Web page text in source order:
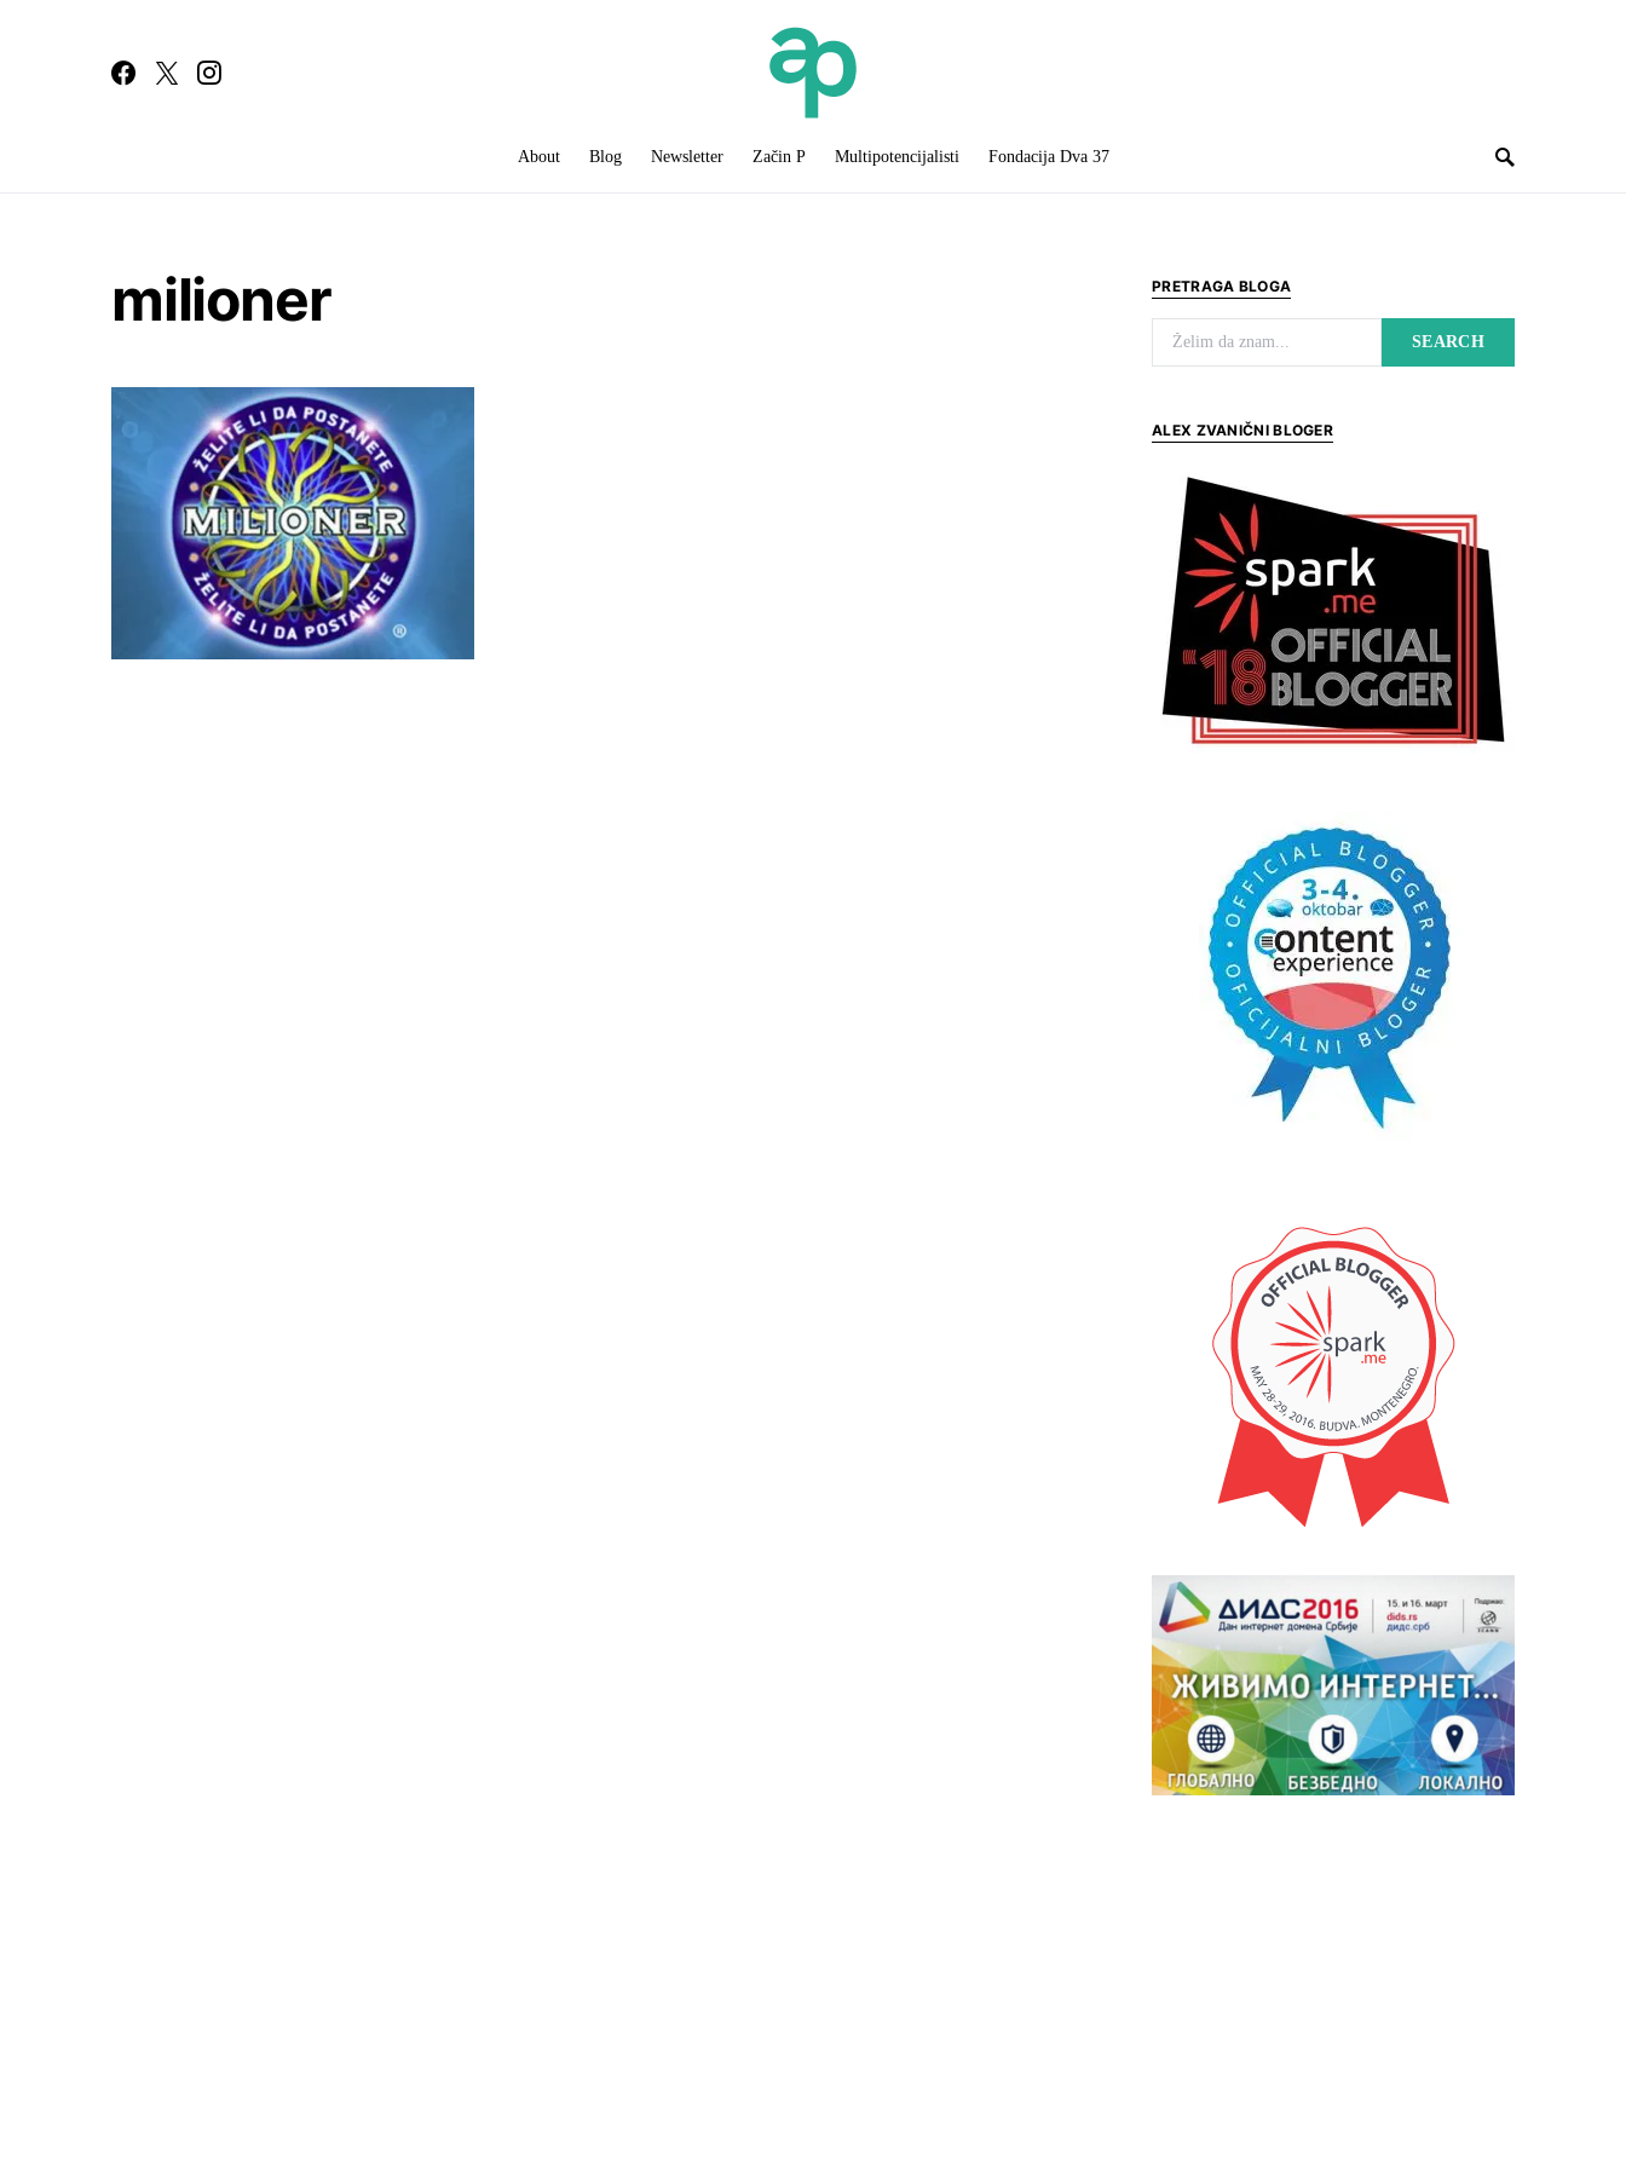
About Blog Newsletter Začin P Multipotencijalisti Fondacija Dva 37
milioner PRETRAGA BLOGA
Search for:
SEARCH
ALEX ZVANIČNI BLOGER